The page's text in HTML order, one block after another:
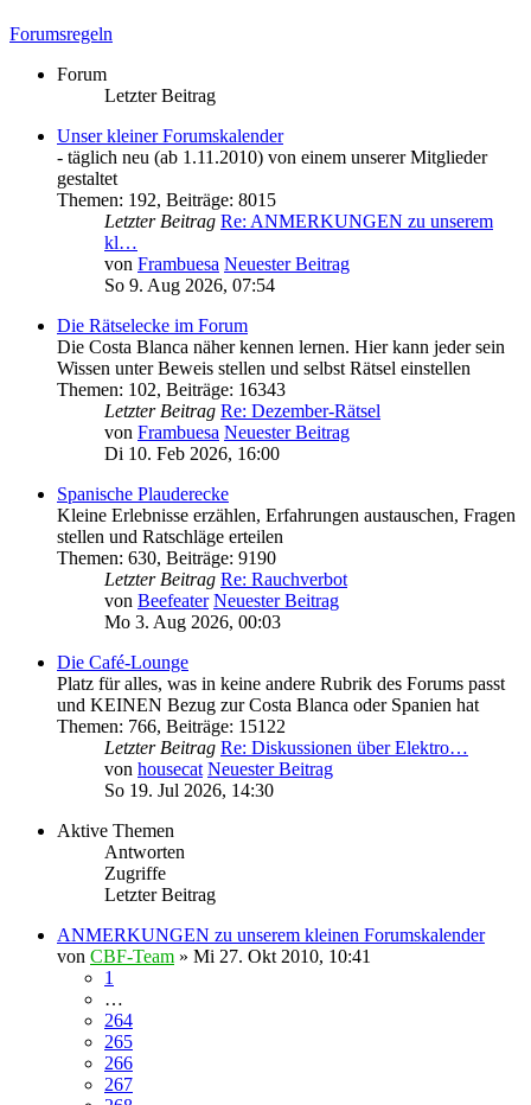
Forumsregeln
Forum
Letzter Beitrag
Unser kleiner Forumskalender
- täglich neu (ab 1.11.2010) von einem unserer Mitglieder
gestaltet
Themen: 192, Beiträge: 8015
Letzter Beitrag Re: ANMERKUNGEN zu unserem
kl…
von Frambuesa Neuester Beitrag
So 9. Aug 2026, 07:54
Die Rätselecke im Forum
Die Costa Blanca näher kennen lernen. Hier kann jeder sein
Wissen unter Beweis stellen und selbst Rätsel einstellen
Themen: 102, Beiträge: 16343
Letzter Beitrag Re: Dezember-Rätsel
von Frambuesa Neuester Beitrag
Di 10. Feb 2026, 16:00
Spanische Plauderecke
Kleine Erlebnisse erzählen, Erfahrungen austauschen, Fragen
stellen und Ratschläge erteilen
Themen: 630, Beiträge: 9190
Letzter Beitrag Re: Rauchverbot
von Beefeater Neuester Beitrag
Mo 3. Aug 2026, 00:03
Die Café-Lounge
Platz für alles, was in keine andere Rubrik des Forums passt
und KEINEN Bezug zur Costa Blanca oder Spanien hat
Themen: 766, Beiträge: 15122
Letzter Beitrag Re: Diskussionen über Elektro…
von housecat Neuester Beitrag
So 19. Jul 2026, 14:30
Aktive Themen
Antworten
Zugriffe
Letzter Beitrag
ANMERKUNGEN zu unserem kleinen Forumskalender
von CBF-Team » Mi 27. Okt 2010, 10:41
1
…
264
265
266
267